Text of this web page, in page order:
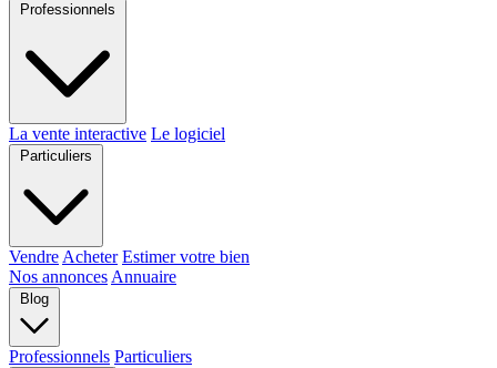
Professionnels
La vente interactive Le logiciel
Particuliers
Vendre Acheter Estimer votre bien
Nos annonces Annuaire
Blog
Professionnels Particuliers